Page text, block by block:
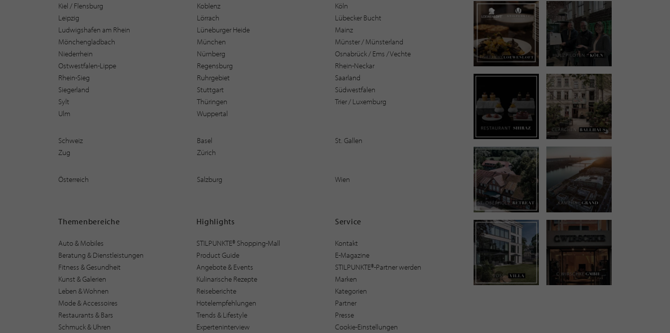
Kiel / Flensburg
Koblenz
Köln
Leipzig
Lörrach
Lübecker Bucht
Ludwigshafen am Rhein
Lüneburger Heide
Mainz
Mönchengladbach
München
Münster / Münsterland
Niederrhein
Nürnberg
Osnabrück / Ems / Vechte
Ostwestfalen-Lippe
Regensburg
Rhein-Neckar
Rhein-Sieg
Ruhrgebiet
Saarland
Siegerland
Stuttgart
Südwestfalen
Sylt
Thüringen
Trier / Luxemburg
Ulm
Wuppertal
Schweiz Basel
St. Gallen
Zug
Zürich
Österreich Salzburg Wien
Themenbereiche
Auto & Mobiles
Beratung & Dienstleistungen
Fitness & Gesundheit
Kunst & Galerien
Leben & Wohnen
Mode & Accessoires
Restaurants & Bars
Schmuck & Uhren
Highlights
STILPUNKTE® Shopping-Mall
Product Guide
Angebote & Events
Kulinarische Rezepte
Reiseberichte
Hotelempfehlungen
Trends & Lifestyle
Experteninterview
Service
Kontakt
E-Magazine
STILPUNKTE®-Partner werden
Marken
Kategorien
Partner
Presse
Cookie-Einstellungen